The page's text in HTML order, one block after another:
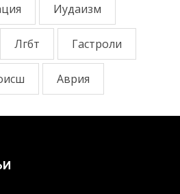
Иудаизм
Лгбт Гастроли
Аврия